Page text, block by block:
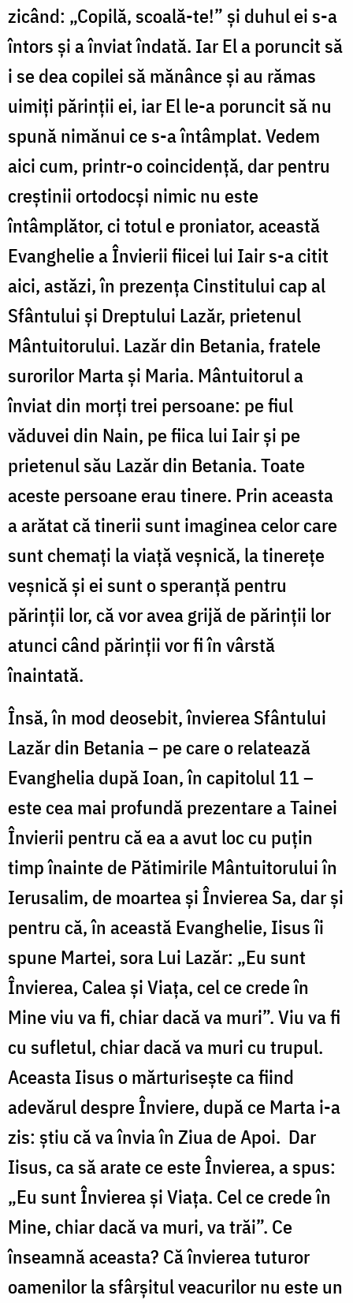
zicând: „Copilă, scoală-te!” și duhul ei s-a
întors și a înviat îndată. Iar El a poruncit să
i se dea copilei să mănânce și au rămas
uimiți părinții ei, iar El le-a poruncit să nu
spună nimănui ce s-a întâmplat. Vedem
aici cum, printr-o coincidență, dar pentru
creștinii ortodocși nimic nu este
întâmplător, ci totul e proniator, această
Evanghelie a Învierii fiicei lui Iair s-a citit
aici, astăzi, în prezența Cinstitului cap al
Sfântului și Dreptului Lazăr, prietenul
Mântuitorului. Lazăr din Betania, fratele
surorilor Marta și Maria. Mântuitorul a
înviat din morți trei persoane: pe fiul
văduvei din Nain, pe fiica lui Iair și pe
prietenul său Lazăr din Betania. Toate
aceste persoane erau tinere. Prin aceasta
a arătat că tinerii sunt imaginea celor care
sunt chemați la viață veșnică, la tinerețe
veșnică și ei sunt o speranță pentru
părinții lor, că vor avea grijă de părinții lor
atunci când părinții vor fi în vârstă
înaintată.
Însă, în mod deosebit, învierea Sfântului
Lazăr din Betania – pe care o relatează
Evanghelia după Ioan, în capitolul 11 –
este cea mai profundă prezentare a Tainei
Învierii pentru că ea a avut loc cu puțin
timp înainte de Pătimirile Mântuitorului în
Ierusalim, de moartea și Învierea Sa, dar și
pentru că, în această Evanghelie, Iisus îi
spune Martei, sora Lui Lazăr: „Eu sunt
Învierea, Calea și Viața, cel ce crede în
Mine viu va fi, chiar dacă va muri”. Viu va fi
cu sufletul, chiar dacă va muri cu trupul.
Aceasta Iisus o mărturisește ca fiind
adevărul despre Înviere, după ce Marta i-a
zis: știu că va învia în Ziua de Apoi. Dar
Iisus, ca să arate ce este Învierea, a spus:
„Eu sunt Învierea și Viața. Cel ce crede în
Mine, chiar dacă va muri, va trăi”. Ce
înseamnă aceasta? Că învierea tuturor
oamenilor la sfârșitul veacurilor nu este un